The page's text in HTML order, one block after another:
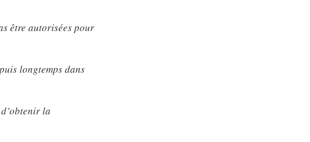
être autorisées pour
longtemps dans
la